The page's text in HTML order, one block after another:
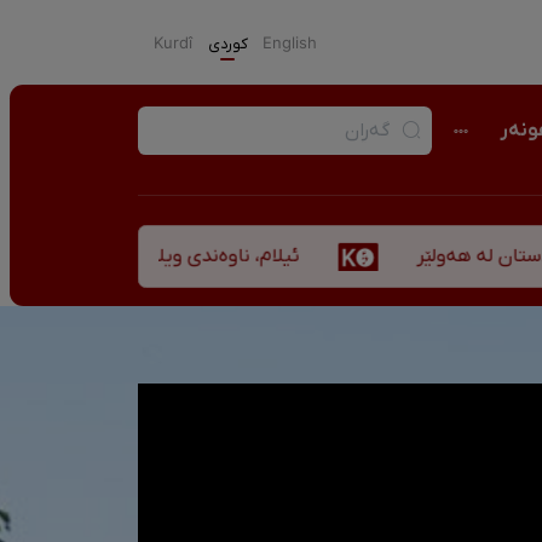
English كوردی Kurdî
ئیلام، ناوەندی ویلایەتی کوردستان لە